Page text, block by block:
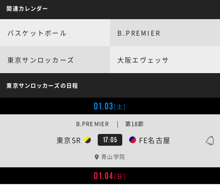
関連カレンダー
バスケットボール B.PREMIER
東京サンロッカーズ 大阪エヴェッサ
東京サンロッカーズの日程
01.03[土]
東京SR 17:05 FE名古屋
B.PREMIER | 第18節
青山学院
01.04[日]